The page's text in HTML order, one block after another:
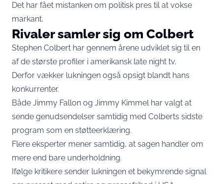
Det har fået mistanken om politisk pres til at vokse
markant.
Rivaler samler sig om Colbert
Stephen Colbert har gennem årene udviklet sig til en
af de største profiler i amerikansk late night tv.
Derfor vækker lukningen også opsigt blandt hans
konkurrenter.
Både Jimmy Fallon og Jimmy Kimmel har valgt at
sende genudsendelser samtidig med Colberts sidste
program som en støtteerklæring.
Flere eksperter mener samtidig, at sagen handler om
mere end bare underholdning.
Ifølge kritikere sender lukningen et bekymrende signal